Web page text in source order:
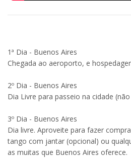
1ª Dia - Buenos Aires
Chegada ao aeroporto, e
2º Dia - Buenos Aires
Dia Livre para passeio na cidade
3º Dia - Buenos Aires
Dia livre. Aproveite para fazer
tango com jantar (opcional) ou
as muitas que Buenos Aires oferece.